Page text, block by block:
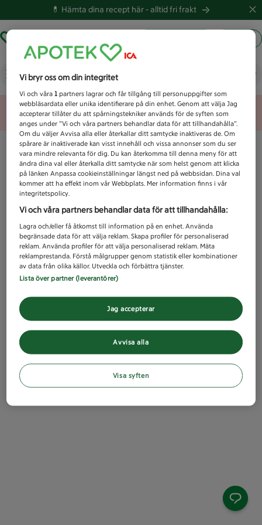
💊 Hämta dina recept här -alltid fri frakt
Vad letar du efter idag?
Unknown error
Vi bryr oss om din integritet
Vi och våra1 partners lagrar och får tillgång till personuppgifter som
webbläsardata eller unika identifierare på din enhet. Genom att välja Jag
accepterar tillåter du att spårningstekniker används för de syften som
anges under ”Vi och våra partners behandlar data för att tillhandahålla”.
Om du väljer Avvisa alla eller återkallar ditt samtycke inaktiveras de. Om
spårare är inaktiverade kan visst innehåll och vissa annonser som du ser
vara mindre relevanta för dig. Du kan återkomma till denna meny för att
ändra dina val eller återkalla ditt samtycke när som helst genom att klicka
på länken Anpassa cookieinställningar längst ned på webbsidan. Dina val
kommer att ha effekt inom vår Webbplats. Mer information finns i vår
integritetspolicy.
Vi och våra partners behandlar data för att tillhandahålla:
Lagra och/eller få åtkomst till information på en enhet. Använda
begränsade data för att välja reklam. Skapa profiler för personaliserad
reklam. Använda profiler för att välja personaliserad reklam. Mäta
reklamprestanda. Förstå målgrupper genom statistik eller kombinationer
av data från olika källor. Utveckla och förbättra tjänster.
Lista över partner (leverantörer)
Avvisa alla
Jag accepterar
Visa syften